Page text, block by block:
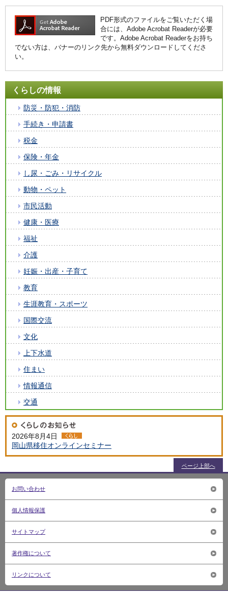
PDF形式のファイルをご覧いただく場
合には、Adobe Acrobat Readerが必要
です。Adobe Acrobat Readerをお持ち
でない方は、バナーのリンク先から無料ダウンロードしてくださ
い。
くらしの情報
防災・防犯・消防
手続き・申請書
税金
保険・年金
し尿・ごみ・リサイクル
動物・ペット
市民活動
健康・医療
福祉
介護
妊娠・出産・子育て
教育
生涯教育・スポーツ
国際交流
文化
上下水道
住まい
情報通信
交通
2026年8月4日
岡山県移住オンラインセミナー
ページ上部へ
お問い合わせ
個人情報保護
サイトマップ
著作権について
リンクについて